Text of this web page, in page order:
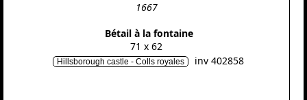
1667
Bétail à la fontaine
71 x 62
Hillsborough castle - Colls royales inv 402858